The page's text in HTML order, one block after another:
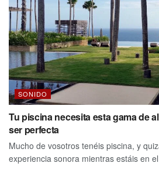
SONIDO
Tu piscina necesita esta gama de
ser perfecta
Mucho de vosotros tenéis piscina, y
experiencia sonora mientras estáis en